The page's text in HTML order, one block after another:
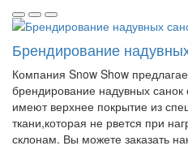
Брендирование
Компания Snow Show
брендирование надувных
имеют верхнее покрытие из
ткани,которая не рвется при
склонам. Вы можете заказать